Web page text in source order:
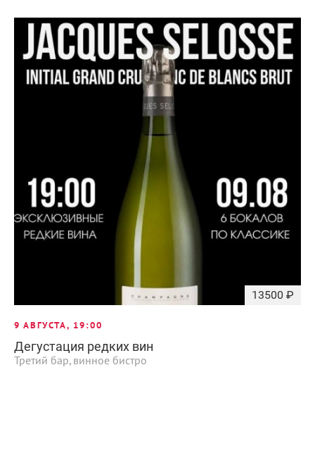
13500 ₽
9 АВГУСТА, 19:00
Дегустация редких вин
Третий бар, винное бистро